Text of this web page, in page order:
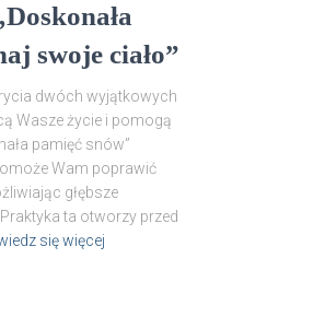
swoje ciało”
dwóch wyjątkowych
Wasze życie i pomogą
pamięć snów”
Wam poprawić
głębsze
ta otworzy przed
się więcej